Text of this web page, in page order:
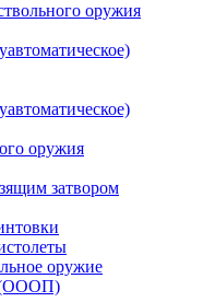
оружия
оружия
затвором
оружие
(ОООП)